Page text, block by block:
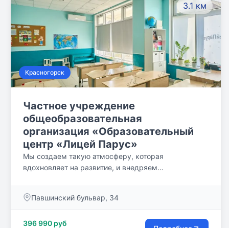
3.1 км
Красногорск
Частное учреждение
общеобразовательная
организация «Образовательный
центр «Лицей Парус»
Мы создаем такую атмосферу, которая
вдохновляет на развитие, и внедряем
класса в нашу программу включены олимпиадная
Павшинский бульвар, 34
396 990 руб